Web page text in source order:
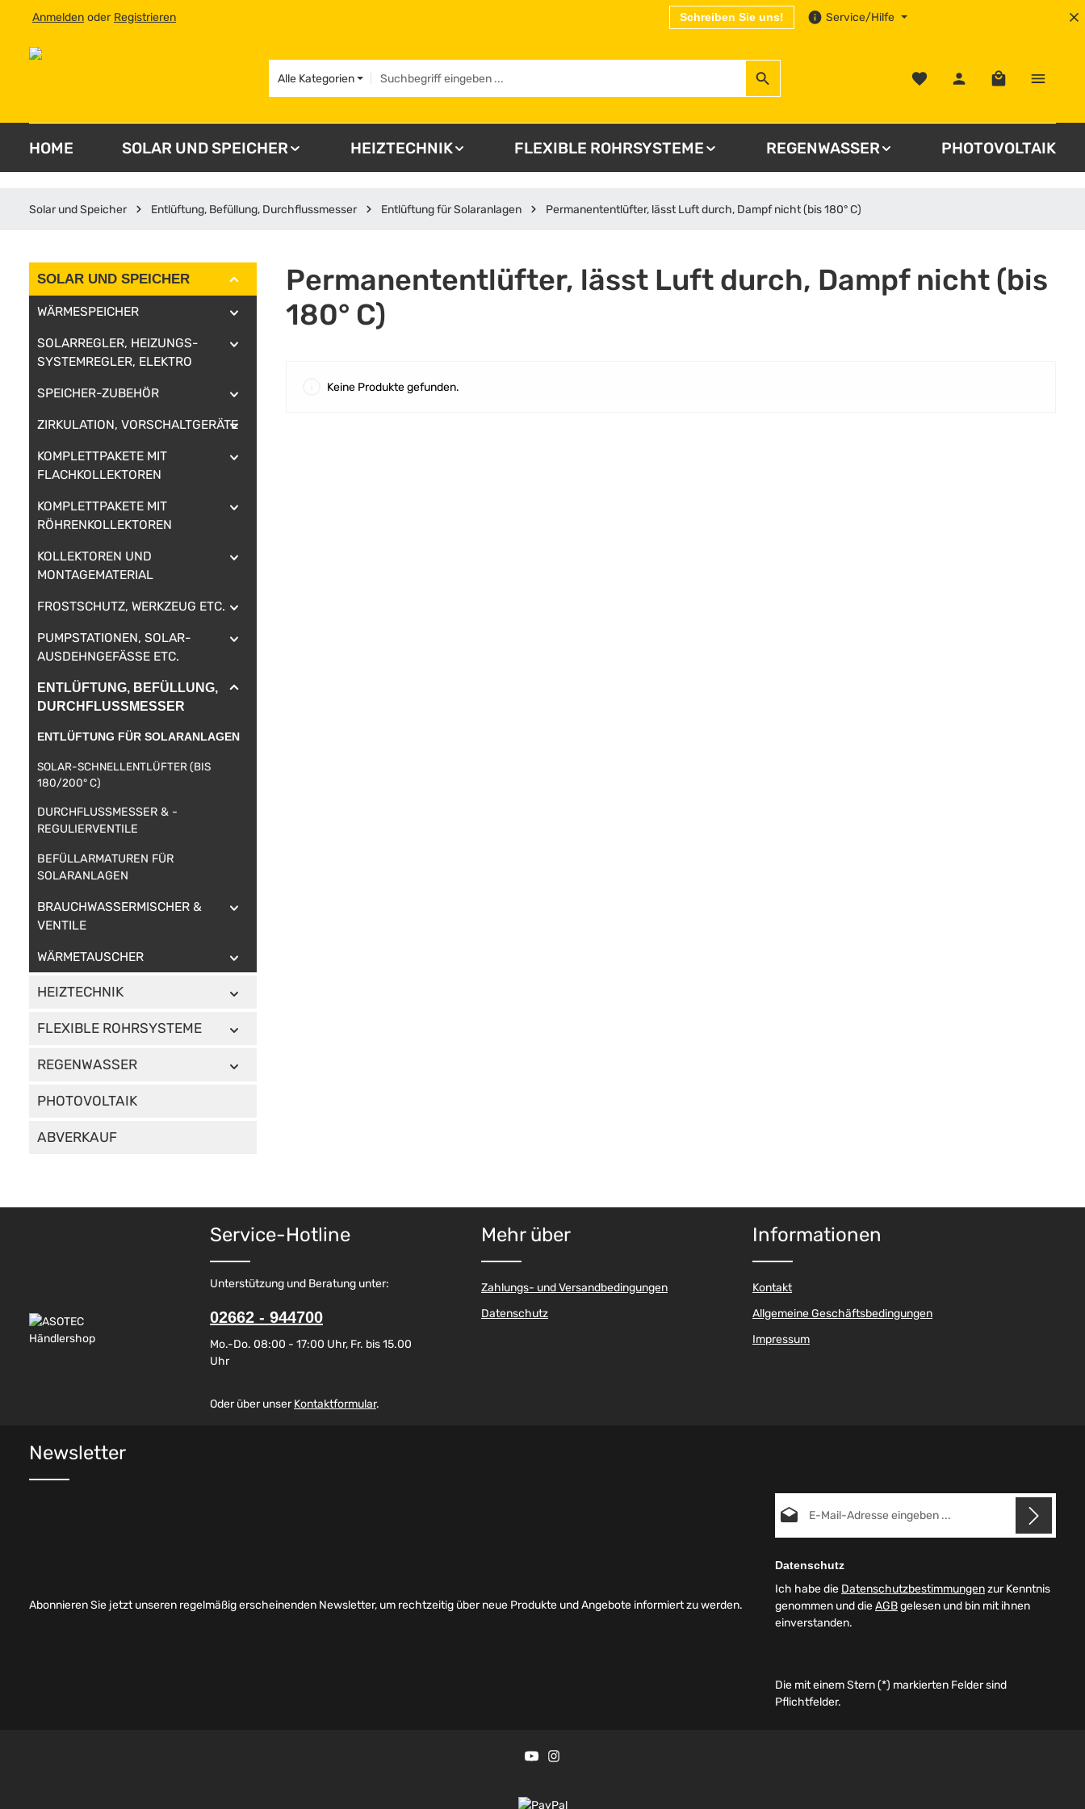
Hauptinhalt springen
Zur Suche springen
Zur Hauptnavigation springen
Anmelden oder Registrieren Schreiben Sie uns! Service/Hilfe
Alle Kategorien
Warenkorb
HOME SOLAR UND SPEICHER HEIZTECHNIK FLEXIBLE ROHRSYSTEME REGENWASSER PHOTOVOLTAIK
Solar und Speicher Entlüftung, Befüllung, Durchflussmesser Entlüftung für Solaranlagen Permanententlüfter, lässt Luft durch, Dampf nicht (bis 180° C)
SOLAR UND SPEICHER
WÄRMESPEICHER
SOLARREGLER, HEIZUNGS-
SYSTEMREGLER, ELEKTRO
SPEICHER-ZUBEHÖR
ZIRKULATION, VORSCHALTGERÄTE
KOMPLETTPAKETE MIT
FLACHKOLLEKTOREN
KOMPLETTPAKETE MIT
RÖHRENKOLLEKTOREN
KOLLEKTOREN UND
MONTAGEMATERIAL
FROSTSCHUTZ, WERKZEUG ETC.
PUMPSTATIONEN, SOLAR-
AUSDEHNGEFÄSSE ETC.
ENTLÜFTUNG, BEFÜLLUNG,
DURCHFLUSSMESSER
ENTLÜFTUNG FÜR SOLARANLAGEN
SOLAR-SCHNELLENTLÜFTER (BIS
180/200° C)
DURCHFLUSSMESSER & -
REGULIERVENTILE
BEFÜLLARMATUREN FÜR
SOLARANLAGEN
BRAUCHWASSERMISCHER &
VENTILE
WÄRMETAUSCHER
HEIZTECHNIK
FLEXIBLE ROHRSYSTEME
REGENWASSER
PHOTOVOLTAIK
ABVERKAUF
Permanententlüfter, lässt Luft durch, Dampf nicht (bis
180° C)
Keine Produkte gefunden.
Service-Hotline
Unterstützung und Beratung unter:
02662 - 944700
Mo.-Do. 08:00 - 17:00 Uhr, Fr. bis 15.00
Uhr
Oder über unserKontaktformular.
Mehr über
Zahlungs- und Versandbedingungen
Datenschutz
Informationen
Kontakt
Allgemeine Geschäftsbedingungen
Impressum
Newsletter
Abonnieren Sie jetzt unseren regelmäßig erscheinenden Newsletter, um rechtzeitig über neue Produkte und Angebote informiert zu werden.
Datenschutz
Ich habe die Datenschutzbestimmungenzur Kenntnis
genommen und dieAGBgelesen und bin mit ihnen
einverstanden.
Die mit einem Stern (*) markierten Felder sind
Pflichtfelder.